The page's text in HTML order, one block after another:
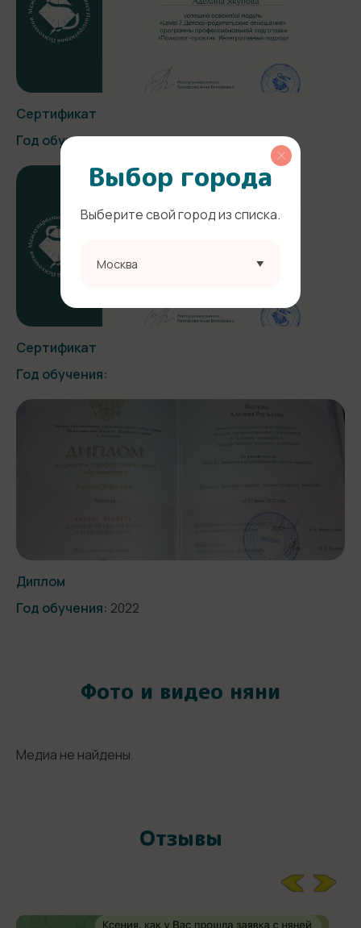
Сертификат
Год обучения:
Сертификат
Год обучения:
Диплом
Год обучения: 2022
Фото и видео няни
Медиа не найдены.
Отзывы
Выбор города
Выберите свой город из списка.
Москва